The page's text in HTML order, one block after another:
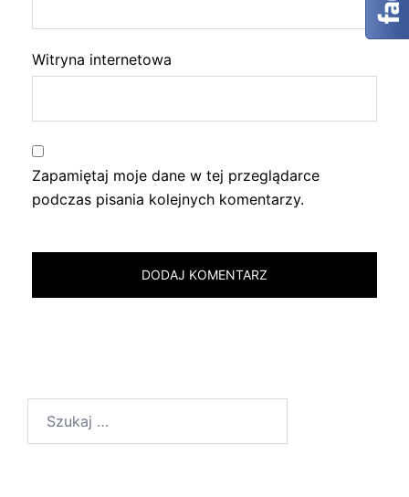
Witryna internetowa
Zapamiętaj moje dane w tej przeglądarce
podczas pisania kolejnych komentarzy.